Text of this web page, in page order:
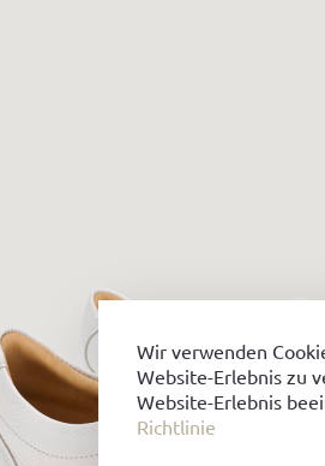
Wir verwenden
Website-Erlebnis zu
Website-Erlebnis
Richtlinie